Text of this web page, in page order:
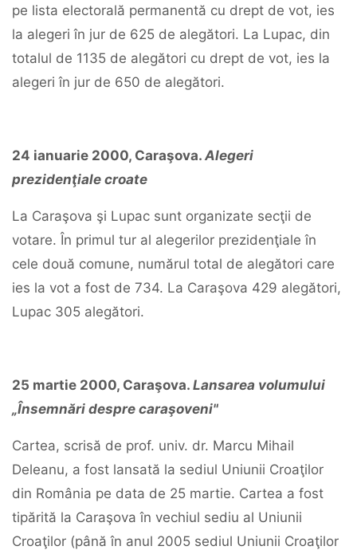
pe lista electorală permanentă cu drept de vot, ies
la alegeri în jur de 625 de alegători. La Lupac, din
totalul de 1135 de alegători cu drept de vot, ies la
alegeri în jur de 650 de alegători.
24 ianuarie 2000, Caraşova. Alegeri
prezidenţiale croate
La Caraşova şi Lupac sunt organizate secţii de
votare. În primul tur al alegerilor prezidenţiale în
cele două comune, numărul total de alegători care
ies la vot a fost de 734. La Caraşova 429 alegători,
Lupac 305 alegători.
25 martie 2000, Caraşova. Lansarea volumului
„Însemnări despre caraşoveni"
Cartea, scrisă de prof. univ. dr. Marcu Mihail
Deleanu, a fost lansată la sediul Uniunii Croaţilor
din România pe data de 25 martie. Cartea a fost
tipărită la Caraşova în vechiul sediu al Uniunii
Croaţilor (până în anul 2005 sediul Uniunii Croaţilor